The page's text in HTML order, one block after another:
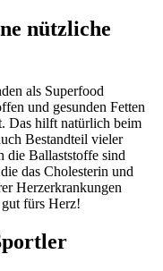
nützliche
als Superfood
und gesunden Fetten
Das hilft natürlich beim
Bestandteil vieler
die Ballaststoffe sind
das Cholesterin und
Herzerkrankungen
gut fürs Herz!